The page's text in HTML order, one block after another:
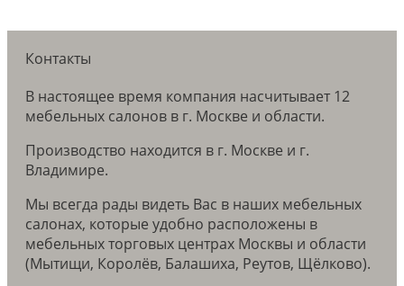
Контакты
В настоящее время компания насчитывает 12
мебельных салонов в г. Москве и области.
Производство находится в г. Москве и г.
Владимире.
Мы всегда рады видеть Вас в наших мебельных
салонах, которые удобно расположены в
мебельных торговых центрах Москвы и области
(Мытищи, Королёв, Балашиха, Реутов, Щёлково).